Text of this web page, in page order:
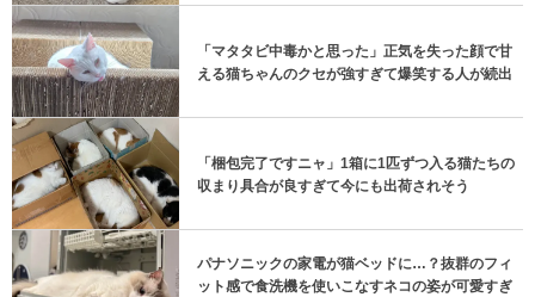
「マタタビ中毒かと思った」正気を失った顔で甘
える猫ちゃんのクセが強すぎて爆笑する人が続出
「梱包完了ですニャ」1箱に1匹ずつ入る猫たちの
収まり具合が良すぎて今にも出荷されそう
パナソニックの家電が猫ベッドに…？抜群のフィ
ット感で食洗機を使いこなすネコの姿が可愛すぎ